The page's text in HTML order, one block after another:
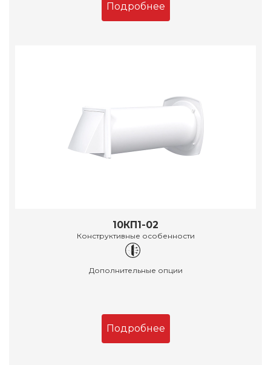
Подробнее
10КП1-02
Конструктивные особенности
Дополнительные опции
Подробнее